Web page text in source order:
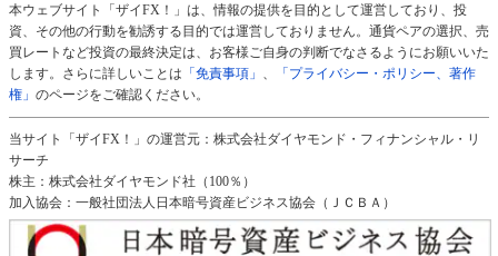
本ウェブサイト「ザイFX！」は、情報の提供を目的として運営しており、投
資、その他の行動を勧誘する目的では運営しておりません。通貨ペアの選択、売
買レートなど投資の最終決定は、お客様ご自身の判断でなさるようにお願いいた
します。さらに詳しいことは 「免責事項」 、
「プライバシー・ポリシー、著作
権」 のページをご確認ください。
当サイト「ザイFX！」の運営元：株式会社ダイヤモンド・フィナンシャル・リ
サーチ
株主：株式会社ダイヤモンド社（100％）
加入協会：一般社団法人日本暗号資産ビジネス協会（ＪＣＢＡ）